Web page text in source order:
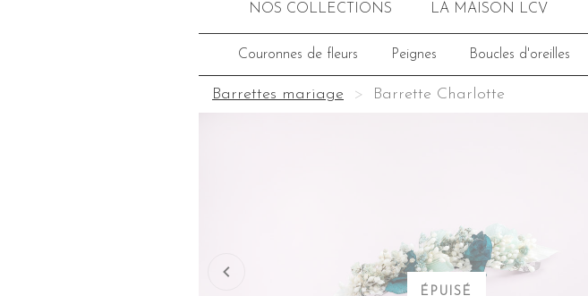
NOS COLLECTIONS LA MAISON LCV
Couronnes de fleurs Peignes Boucles d'oreilles
Barrettes mariage Barrette Charlotte
ÉPUISÉ